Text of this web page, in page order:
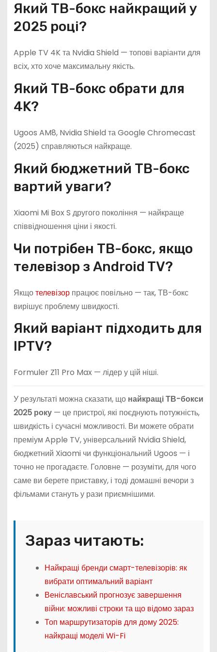
Який ТВ-бокс найкращий у
2025 році?
Apple TV 4K та Nvidia Shield — топові варіанти для
всіх, хто хоче максимальну якість.
Який ТВ-бокс обрати для
4K?
Ugoos AM8, Nvidia Shield та Google Chromecast
(2025) справляються найкраще.
Який бюджетний ТВ-бокс
вартий уваги?
Xiaomi Mi Box S другого покоління — найкраще
співвідношення ціни і якості.
Чи потрібен ТВ-бокс, якщо
телевізор з Android TV?
Якщотелевізорпрацює повільно — так, ТВ-бокс
вирішує проблему швидкості.
Який варіант підходить для
IPTV?
Formuler Z11 Pro Max — лідер у цій ніші.
У результаті можна сказати, що найкращі ТВ-бокси
2025 року— це пристрої, які поєднують потужність,
швидкість і сучасні можливості. Ви можете обрати
преміум Apple TV, універсальний Nvidia Shield,
бюджетний Xiaomi чи функціональний Ugoos — і
точно не прогадаєте. Головне — розуміти, для чого
саме ви берете приставку, і тоді домашні вечори з
фільмами стануть у рази приємнішими.
Зараз читають:
Найкращі бренди смарт-телевізорів: як
вибрати оптимальний варіант
Веніславський прогнозує завершення
війни: можливі строки та що відомо зараз
Топ маршрутизаторів для дому 2025:
найкращі моделі Wi-Fi